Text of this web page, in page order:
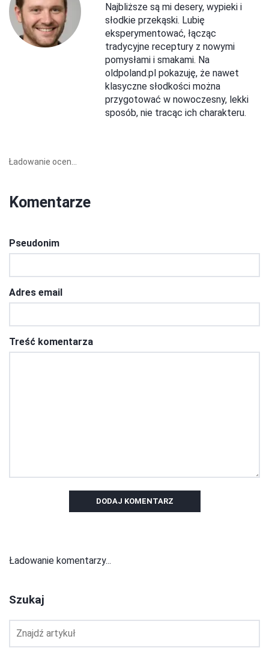
Najbliższe są mi desery, wypieki i
słodkie przekąski. Lubię
eksperymentować, łącząc
tradycyjne receptury z nowymi
pomysłami i smakami. Na
oldpoland.pl pokazuję, że nawet
klasyczne słodkości można
przygotować w nowoczesny, lekki
sposób, nie tracąc ich charakteru.
Ładowanie ocen...
Komentarze
Pseudonim
Adres email
Treść komentarza
DODAJ KOMENTARZ
Ładowanie komentarzy...
Szukaj